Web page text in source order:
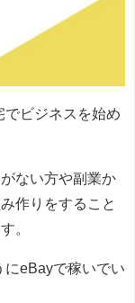
ビジネスを始め
ない方や副業か
作りをすること
。
にeBayで稼いでい